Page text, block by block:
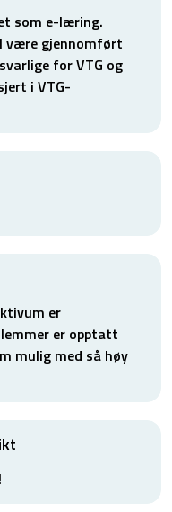
som e-læring.
være gjennomført
for VTG og
i VTG-
er
er opptatt
mulig med så høy